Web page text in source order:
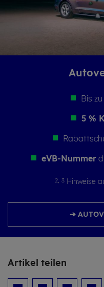
Bis zu
5 %
eVB-Nummer
2, 3Hinweise
➔
Ar­ti­kel tei­len